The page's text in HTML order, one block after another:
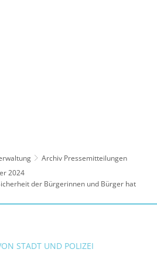
Archiv Pressemitteilungen
2024
der Bürgerinnen und Bürger hat
STADT UND POLIZEI